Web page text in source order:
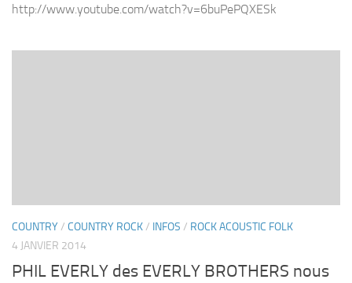
http://www.youtube.com/watch?v=6buPePQXESk
COUNTRY/ COUNTRY ROCK/ INFOS / ROCK ACOUSTIC FOLK
4 JANVIER 2014
PHIL EVERLY des EVERLY BROTHERS nous